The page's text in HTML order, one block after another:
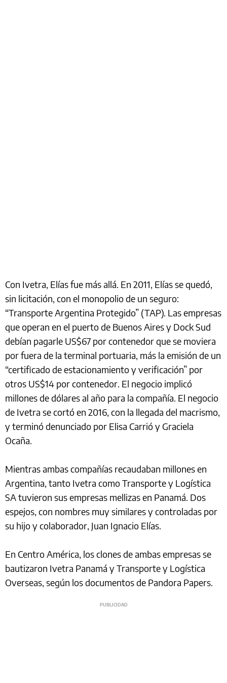
Con Ivetra, Elías fue más allá. En 2011, Elías se quedó,
sin licitación, con el monopolio de un seguro:
“Transporte Argentina Protegido” (TAP). Las empresas
que operan en el puerto de Buenos Aires y Dock Sud
debían pagarle US$67 por contenedor que se moviera
por fuera de la terminal portuaria, más la emisión de un
“certificado de estacionamiento y verificación” por
otros US$14 por contenedor. El negocio implicó
millones de dólares al año para la compañía. El negocio
de Ivetra se cortó en 2016, con la llegada del macrismo,
y terminó denunciado por Elisa Carrió y Graciela
Ocaña.
Mientras ambas compañías recaudaban millones en
Argentina, tanto Ivetra como Transporte y Logística
SA tuvieron sus empresas mellizas en Panamá. Dos
espejos, con nombres muy similares y controladas por
su hijo y colaborador, Juan Ignacio Elías.
En Centro América, los clones de ambas empresas se
bautizaron Ivetra Panamá y Transporte y Logística
Overseas, según los documentos de Pandora Papers.